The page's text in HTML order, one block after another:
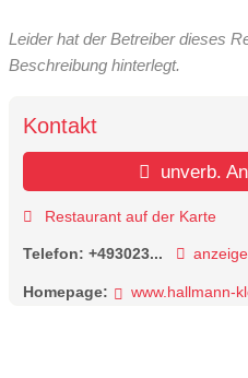
Leider hat der Betreiber dieses
Beschreibung hinterlegt.
Kontakt
unverb.
Restaurant auf der Karte
Telefon: +493023...
Homepage: www.hallmann-